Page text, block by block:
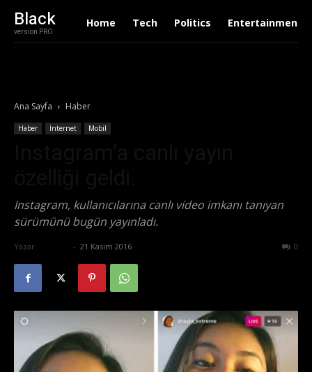
Black
version PRO
Home Tech Politics Entertainment
Ana Sayfa Haber
Haber İnternet Mobil
Instagram, kullanıcılarına canlı video imkanı tanıyan
sürümünü bugün yayınladı.
Yazar - 21 Kasım 2016 0